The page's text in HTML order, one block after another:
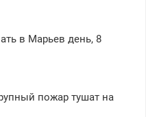
в Марьев день, 8
пожар тушат на